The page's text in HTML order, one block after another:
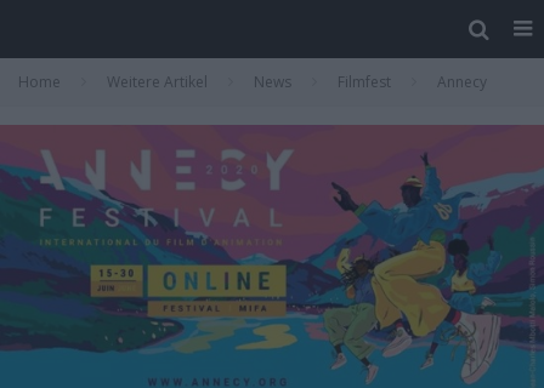
Home Weitere Artikel News Filmfest Annecy